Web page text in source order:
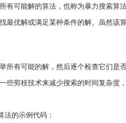
有可能解的算法，也称为暴力搜索算法
最优解或满足某种条件的解。虽然该
所有可能的解，然后逐个检查它们是
些剪枝技术来减少搜索的时间复杂度
法的示例代码：